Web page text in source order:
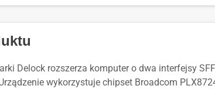
Delock rozszerza komputer o dwa interfejsy
wykorzystuje chipset Broadcom